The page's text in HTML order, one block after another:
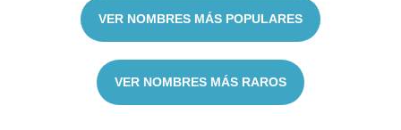
VER NOMBRES MÁS POPULARES
VER NOMBRES MÁS RAROS